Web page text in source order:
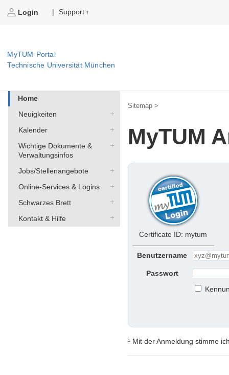
Login | Support
MyTUM-Portal
Technische Universität München
Home
Neuigkeiten
Kalender
Wichtige Dokumente &
Verwaltungsinfos
Jobs/Stellenangebote
Online-Services & Logins
Schwarzes Brett
Kontakt & Hilfe
Sitemap >
MyTUM
Certificate ID: mytum
Benutzername
Passwort
¹ Mit der Anmeldung stimme